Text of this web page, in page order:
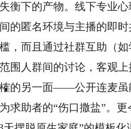
下的产物。线下专业心
的匿名环境与主播的即
，而且通过社群互助（
围人群间的讨论，客观上
另一面——公开连麦虽
求助者的“伤口撒盐”。